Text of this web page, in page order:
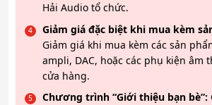
Hải Audio tổ chức.
Giảm giá đặc biệt khi mua kèm
Giảm giá khi mua kèm các sản
ampli, DAC, hoặc các phụ kiện âm
cửa hàng.
Chương trình “Giới thiệu bạn bè”: